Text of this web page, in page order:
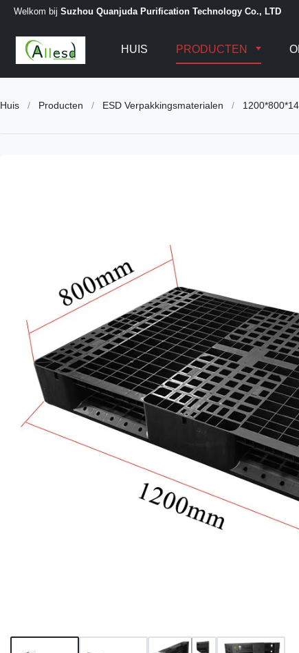
Welkom bij Suzhou Quanjuda Purification Technology Co., LTD
HUIS PRODUCTEN
Huis / Producten / ESD Verpakkingsmaterialen /